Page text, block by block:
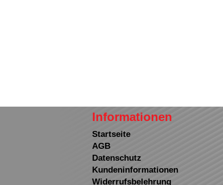
Informationen
Startseite
AGB
Datenschutz
Kundeninformationen
Widerrufsbelehrung